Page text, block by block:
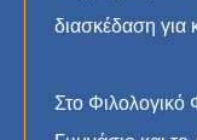
διασκέδαση για
Στο